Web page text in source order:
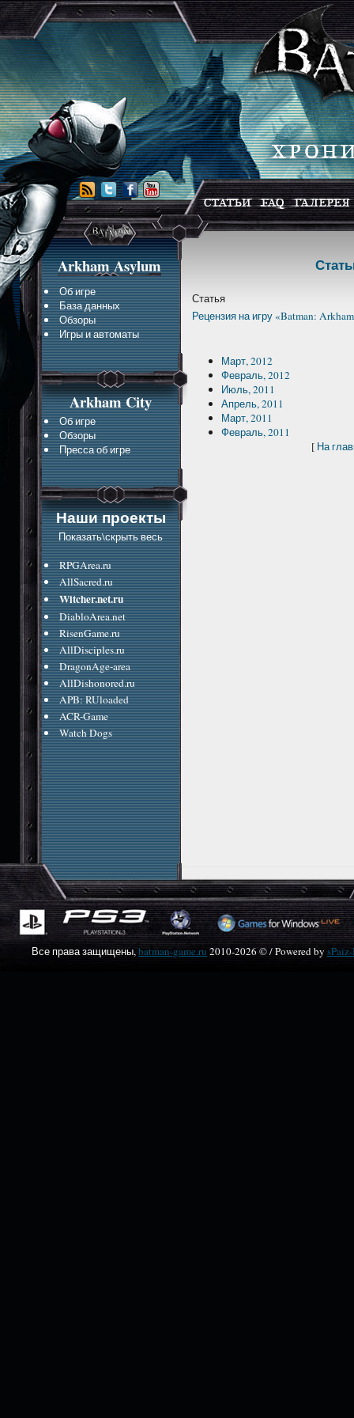
Arkham Asylum
Об игре
База данных
Обзоры
Игры и автоматы
Arkham City
Об игре
Обзоры
Пресса об игре
Наши проекты
Показать\скрыть весь
RPGArea.ru
AllSacred.ru
Witcher.net.ru
DiabloArea.net
RisenGame.ru
AllDisciples.ru
DragonAge-area
AllDishonored.ru
APB: RUloaded
ACR-Game
Watch Dogs
Статья
Рецензия на игру «Batman:
Март, 2012
Февраль, 2012
Июль, 2011
Апрель, 2011
Март, 2011
Февраль, 2011
[ На
Все права защищены,batman-game.ru 2010-2026 © / Powered by